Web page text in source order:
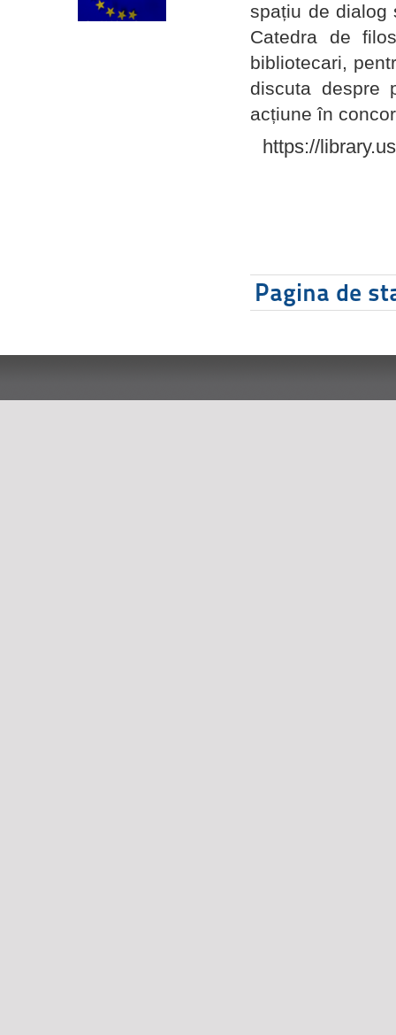
spațiu de dialog
Catedra de
bibliotecari,
discuta despre
acțiune în
https://
Pagina de